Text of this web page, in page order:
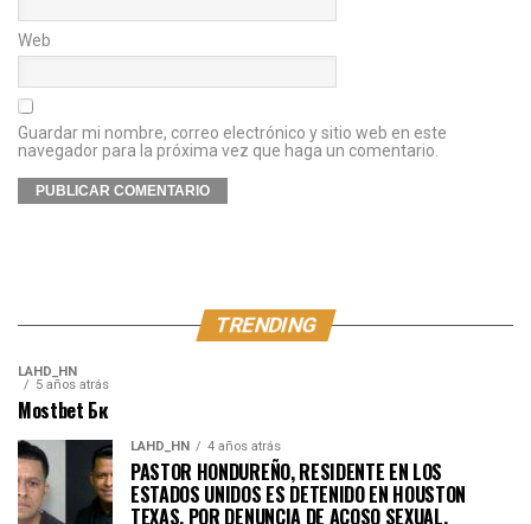
Web
Guardar mi nombre, correo electrónico y sitio web en este
navegador para la próxima vez que haga un comentario.
TRENDING
LAHD_HN
5 años atrás
Mostbet Бк
LAHD_HN 4 años atrás
PASTOR HONDUREÑO, RESIDENTE EN LOS
ESTADOS UNIDOS ES DETENIDO EN HOUSTON
TEXAS, POR DENUNCIA DE ACOSO SEXUAL.